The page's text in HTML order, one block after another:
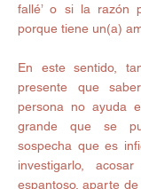
fallé’ o si la razón
porque tiene un(a)
En este sentido,
presente que
persona no ayuda
grande que se
sospecha que es
investigarlo,
espantoso, aparte